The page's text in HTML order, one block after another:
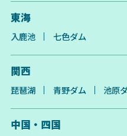
東海
入鹿池 七色ダム
関西
琵琶湖 青野ダム 池原
中国・四国